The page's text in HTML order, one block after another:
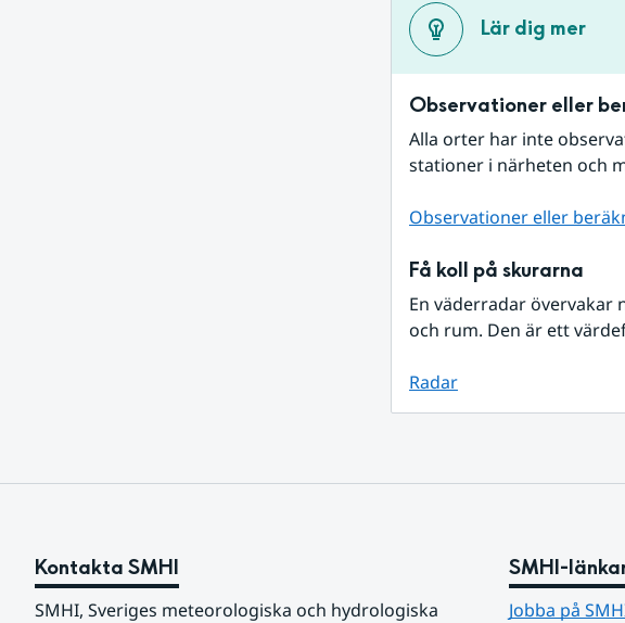
Lär dig mer
Observationer eller
Alla orter har inte
stationer i närheten och
Observationer eller
Få koll på skurarna
En väderradar
och rum. Den är ett
Radar
Kontakta SMHI
SMHI, Sveriges meteorologiska och hydrologiska
SMHI-
Jobba på